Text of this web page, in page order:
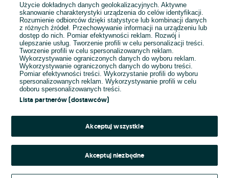
E-mail
Hasło
Użycie dokładnych danych geolokalizacyjnych. Aktywne
skanowanie charakterystyki urządzenia do celów identyfikacji.
Rozumienie odbiorców dzięki statystyce lub kombinacji danych
z różnych źródeł. Przechowywanie informacji na urządzeniu lub
dostęp do nich. Pomiar efektywności reklam. Rozwój i
ulepszanie usług. Tworzenie profili w celu personalizacji treści.
Tworzenie profili w celu spersonalizowanych reklam.
Wykorzystywanie ograniczonych danych do wyboru reklam.
Wykorzystywanie ograniczonych danych do wyboru treści.
Pomiar efektywności treści. Wykorzystanie profili do wyboru
spersonalizowanych reklam. Wykorzystywanie profili w celu
doboru spersonalizowanych treści.
Lista partnerów (dostawców)
Akceptuj wszystkie
Akceptuj niezbędne